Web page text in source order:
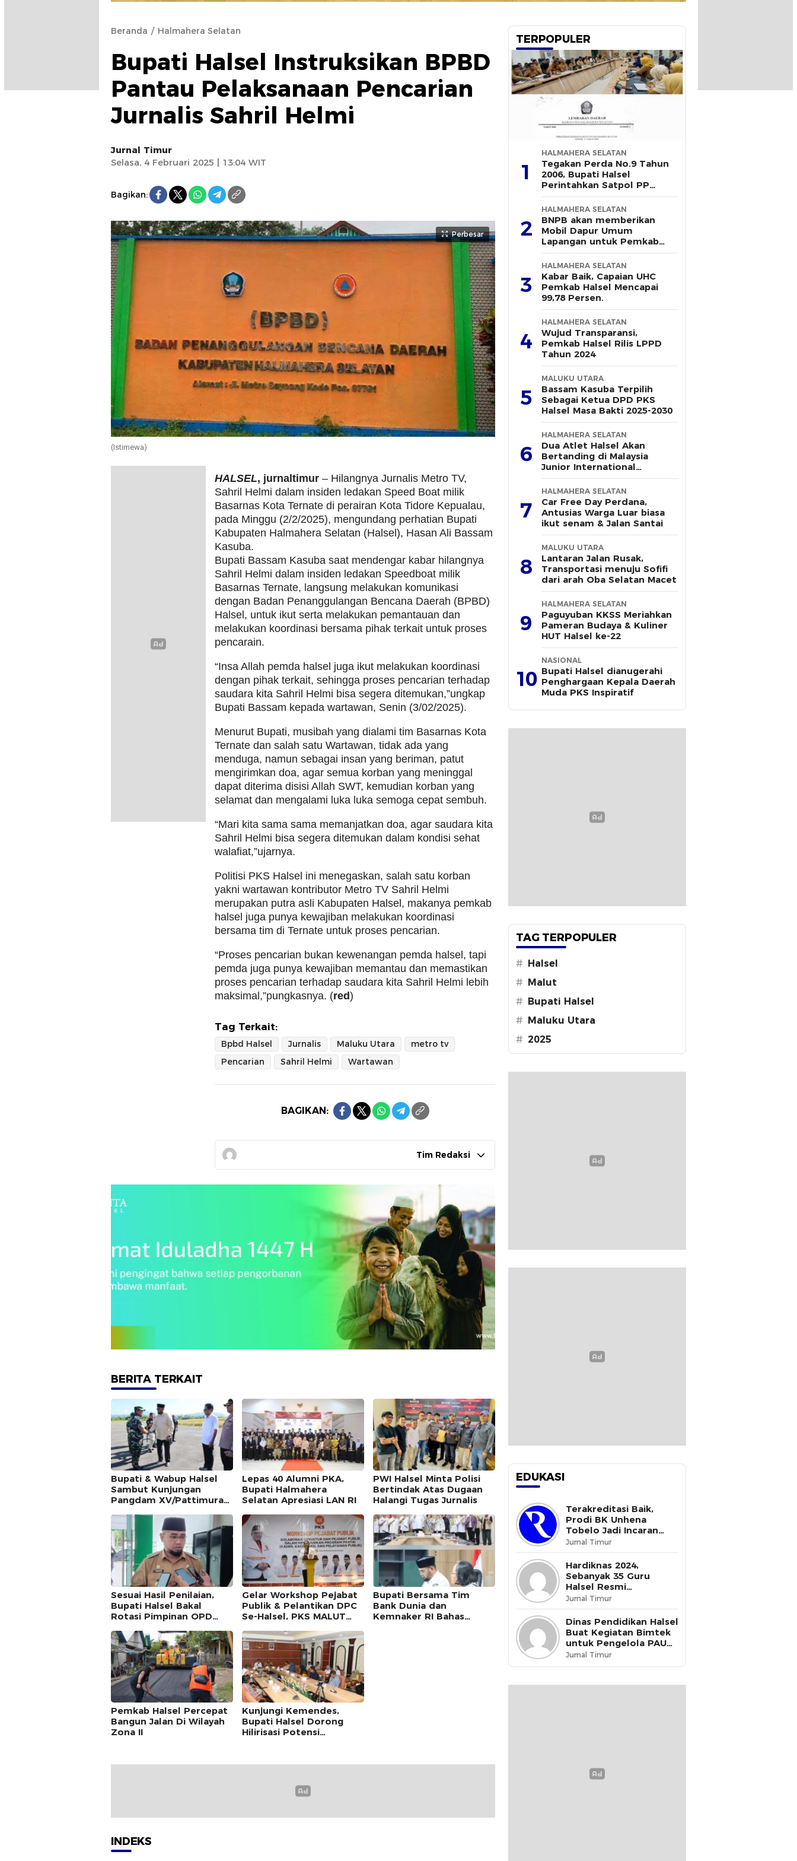
Beranda Halmahera Selatan
Bupati Halsel Instruksikan BPBD
Pantau Pelaksanaan Pencarian
Jurnalis Sahril Helmi
Jurnal Timur
Selasa, 4 Februari 2025 | 13:04 WIT
Bagikan:
Perbesar
(Istimewa)
HALSEL, jurnaltimur – Hilangnya Jurnalis Metro TV,
Sahril Helmi dalam insiden ledakan Speed Boat milik
Basarnas Kota Ternate di perairan Kota Tidore Kepualau,
pada Minggu (2/2/2025), mengundang perhatian Bupati
Kabupaten Halmahera Selatan (Halsel), Hasan Ali Bassam
Kasuba.
Bupati Bassam Kasuba saat mendengar kabar hilangnya
Sahril Helmi dalam insiden ledakan Speedboat milik
Basarnas Ternate, langsung melakukan komunikasi
dengan Badan Penanggulangan Bencana Daerah (BPBD)
Halsel, untuk ikut serta melakukan pemantauan dan
melakukan koordinasi bersama pihak terkait untuk proses
pencarain.
“Insa Allah pemda halsel juga ikut melakukan koordinasi
dengan pihak terkait, sehingga proses pencarian terhadap
saudara kita Sahril Helmi bisa segera ditemukan,”ungkap
Bupati Bassam kepada wartawan, Senin (3/02/2025).
Menurut Bupati, musibah yang dialami tim Basarnas Kota
Ternate dan salah satu Wartawan, tidak ada yang
menduga, namun sebagai insan yang beriman, patut
mengirimkan doa, agar semua korban yang meninggal
dapat diterima disisi Allah SWT, kemudian korban yang
selamat dan mengalami luka luka semoga cepat sembuh.
“Mari kita sama sama memanjatkan doa, agar saudara kita
Sahril Helmi bisa segera ditemukan dalam kondisi sehat
walafiat,”ujarnya.
Politisi PKS Halsel ini menegaskan, salah satu korban
yakni wartawan kontributor Metro TV Sahril Helmi
merupakan putra asli Kabupaten Halsel, makanya pemkab
halsel juga punya kewajiban melakukan koordinasi
bersama tim di Ternate untuk proses pencarian.
“Proses pencarian bukan kewenangan pemda halsel, tapi
pemda juga punya kewajiban memantau dan memastikan
proses pencarian terhadap saudara kita Sahril Helmi lebih
maksimal,”pungkasnya. (red)
Tag Terkait:
Bpbd Halsel Jurnalis Maluku Utara
metro tv
Pencarian
Sahril Helmi Wartawan
BAGIKAN:
Tim Redaksi
BERITA TERKAIT
Bupati & Wabup Halsel
Sambut Kunjungan
Pangdam XV/Pattimura
Lepas 40 Alumni PKA,
Bupati Halmahera
Selatan Apresiasi LAN RI
PWI Halsel Minta Polisi
Bertindak Atas Dugaan
Halangi Tugas Jurnalis
Sesuai Hasil Penilaian,
Bupati Halsel Bakal
Rotasi Pimpinan OPD
Gelar Workshop Pejabat
Publik & Pelantikan DPC
Se-Halsel, PKS MALUT
Bupati Bersama Tim
Bank Dunia dan
Kemnaker RI Bahas
Pemkab Halsel Percepat
Bangun Jalan Di Wilayah
Zona II
Kunjungi Kemendes,
Bupati Halsel Dorong
Hilirisasi Potensi
INDEKS
TERPOPULER
1
HALMAHERA SELATAN
Tegakan Perda No.9 Tahun
2006, Bupati Halsel
Perintahkan Satpol PP
Terus Gelar Razia
2
HALMAHERA SELATAN
BNPB akan memberikan
Mobil Dapur Umum
Lapangan untuk Pemkab
Halsel
3
HALMAHERA SELATAN
Kabar Baik, Capaian UHC
Pemkab Halsel Mencapai
99,78 Persen.
4
HALMAHERA SELATAN
Wujud Transparansi,
Pemkab Halsel Rilis LPPD
Tahun 2024
5
MALUKU UTARA
Bassam Kasuba Terpilih
Sebagai Ketua DPD PKS
Halsel Masa Bakti 2025-2030
6
HALMAHERA SELATAN
Dua Atlet Halsel Akan
Bertanding di Malaysia
Junior International
Challange 2025, Berikut
Dukungan Pemerintah
Daerah
7
HALMAHERA SELATAN
Car Free Day Perdana,
Antusias Warga Luar biasa
ikut senam & Jalan Santai
8
MALUKU UTARA
Lantaran Jalan Rusak,
Transportasi menuju Sofifi
dari arah Oba Selatan Macet
9
HALMAHERA SELATAN
Paguyuban KKSS Meriahkan
Pameran Budaya & Kuliner
HUT Halsel ke-22
10
NASIONAL
Bupati Halsel dianugerahi
Penghargaan Kepala Daerah
Muda PKS Inspiratif
TAG TERPOPULER
#
Halsel
#
Malut
#
Bupati Halsel
#
Maluku Utara
# 2025
EDUKASI
Terakreditasi Baik,
Prodi BK Unhena
Tobelo Jadi Incaran
Mahasiswa Baru
Jurnal Timur
Hardiknas 2024,
Sebanyak 35 Guru
Halsel Resmi
dikukuhkan menjadi
Guru Penggerak
Jurnal Timur
Dinas Pendidikan Halsel
Buat Kegiatan Bimtek
untuk Pengelola PAUD
& PKBM
Jurnal Timur